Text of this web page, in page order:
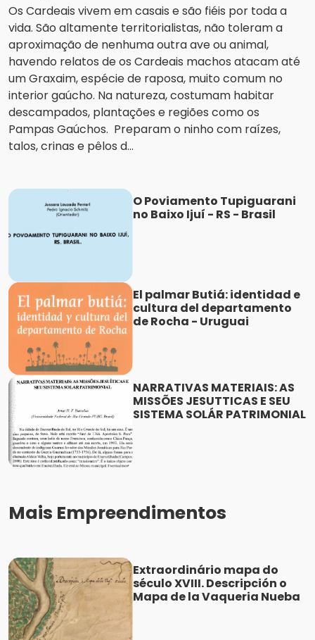
Os Cardeais vivem em casais e são fiéis por toda a
vida. São altamente territorialistas, não toleram a
aproximação de nenhuma outra ave ou animal,
havendo relatos de os Cardeais machos atacam até
um Graxaim, espécie de raposa, muito comum no
interior gaúcho. Na natureza, costumam habitar
descampados, plantações e regiões como os
Pampas Gaúchos. Preparam o ninho com raízes,
talos, crinas e pêlos d...
O Poviamento Tupiguarani
no Baixo Ijuí - RS - Brasil
El palmar Butiá: identidad e
cultura del departamento
de Rocha - Uruguai
NARRATIVAS MATERIAIS: AS
MISSÕES JESUTTICAS E SEU
SISTEMA SOLÁR PATRIMONIAL
Mais Empreendimentos
Extraordinário mapa do
século XVIII. Descripción o
Mapa de la Vaqueria Nueba